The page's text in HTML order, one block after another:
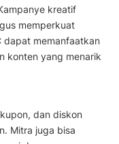
kreatif
memperkuat
dapat memanfaatkan
konten yang menarik
dan diskon
Mitra juga bisa